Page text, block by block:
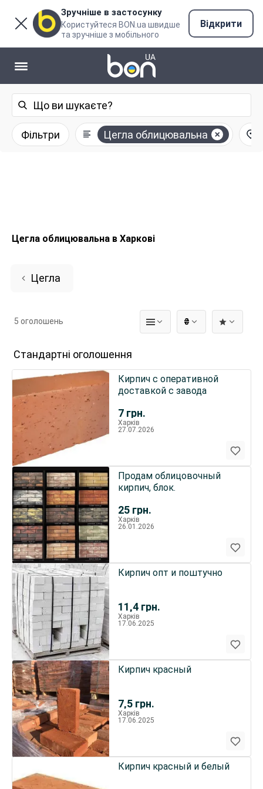
Зручніше в застосунку
Користуйтеся BON.ua швидше
та зручніше з мобільного
Відкрити
Фільтри Цегла облицювальна
Цегла облицювальна в Харкові
Цегла
₴
5 оголошень
Стандартні оголошення
7 грн.
Кирпич с оперативной
доставкой с завода
Харків
27.07.2026
25 грн.
Продам облицовочный
кирпич, блок.
Харків
26.01.2026
11,4 грн.
Кирпич опт и поштучно
Харків
17.06.2025
7,5 грн.
Кирпич красный
Харків
17.06.2025
Кирпич красный и белый